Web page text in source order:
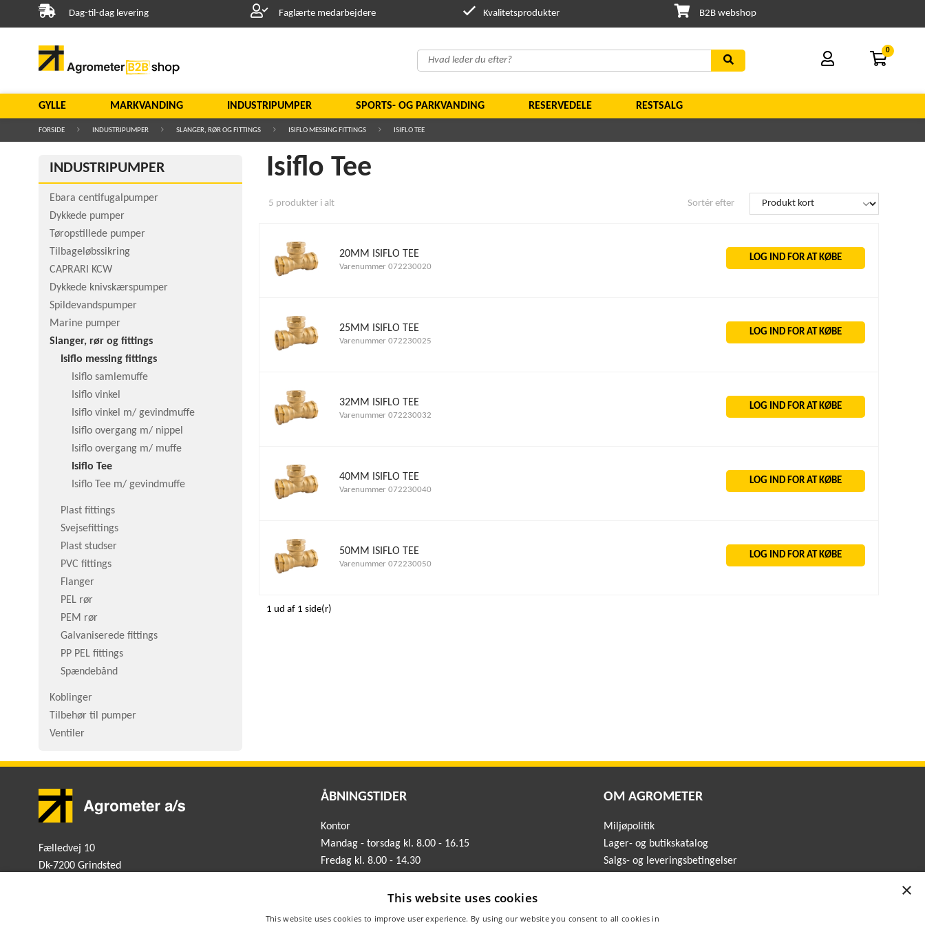
Dag-til-dag levering Faglærte medarbejdere Kvalitetsprodukter B2B webshop
0
GYLLE MARKVANDING INDUSTRIPUMPER SPORTS- OG PARKVANDING RESERVEDELE RESTSALG
FORSIDE INDUSTRIPUMPER SLANGER, RØR OG FITTINGS ISIFLO MESSING FITTINGS ISIFLO TEE
INDUSTRIPUMPER
Ebara centifugalpumper
Dykkede pumper
Tøropstillede pumper
Tilbageløbssikring
CAPRARI KCW
Dykkede knivskærspumper
Spildevandspumper
Marine pumper
Slanger, rør og fittings
Isiflo messing fittings
Isiflo samlemuffe
Isiflo vinkel
Isiflo vinkel m/ gevindmuffe
Isiflo overgang m/ nippel
Isiflo overgang m/ muffe
Isiflo Tee
Isiflo Tee m/ gevindmuffe
Plast fittings
Svejsefittings
Plast studser
PVC fittings
Flanger
PEL rør
PEM rør
Galvaniserede fittings
PP PEL fittings
Spændebånd
Koblinger
Tilbehør til pumper
Ventiler
Isiflo Tee
5 produkter i alt Sortér efter
20MM ISIFLO TEE
Varenummer 072230020
LOG IND FOR AT KØBE
25MM ISIFLO TEE
Varenummer 072230025
LOG IND FOR AT KØBE
32MM ISIFLO TEE
Varenummer 072230032
LOG IND FOR AT KØBE
40MM ISIFLO TEE
Varenummer 072230040
LOG IND FOR AT KØBE
50MM ISIFLO TEE
Varenummer 072230050
LOG IND FOR AT KØBE
1 ud af 1 side(r)
Fælledvej 10
Dk-7200 Grindsted
ÅBNINGSTIDER
Kontor
Mandag - torsdag kl. 8.00 - 16.15
Fredag kl. 8.00 - 14.30
Mandag - torsdag kl. 7.00 - 16.15
OM AGROMETER
Miljøpolitik
Lager- og butikskatalog
Salgs- og leveringsbetingelser
This website uses cookies
This website uses cookies to improve user experience. By using our website you consent to all cookies in
×